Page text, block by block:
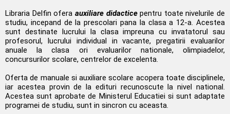
Libraria Delfin ofera auxiliare didacticepentru toate nivelurile de
studiu, incepand de la prescolari pana la clasa a 12-a. Acestea
sunt destinate lucrului la clasa impreuna cu invatatorul sau
profesorul, lucrului individual in vacante, pregatirii evaluarilor
anuale la clasa ori evaluarilor nationale, olimpiadelor,
concursurilor scolare, centrelor de excelenta.
Oferta de manuale si auxiliare scolare acopera toate disciplinele,
iar acestea provin de la edituri recunoscute la nivel national.
Acestea sunt aprobate de Ministerul Educatiei si sunt adaptate
programei de studiu, sunt in sincron cu aceasta.